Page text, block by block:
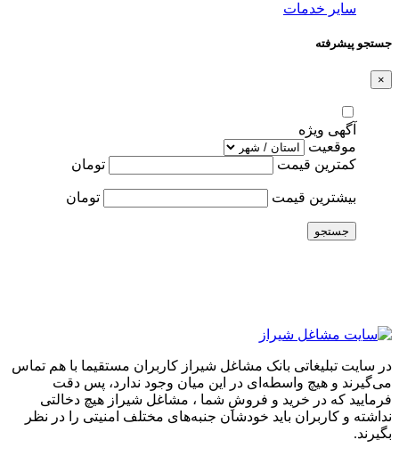
سایر خدمات
جستجو پیشرفته
×
آگهی ویژه
موقعیت
کمترین قیمت
تومان
بیشترین قیمت تومان
جستجو
در سایت تبلیغاتی بانک مشاغل شیراز کاربران مستقیما با هم تماس
می‌گیرند و هیچ واسطه‌ای در این میان وجود ندارد، پس دقت
فرمایید که در خرید و فروشِ شما ، مشاغل شیراز هیچ دخالتی
نداشته و کاربران باید خودشان جنبه‌های مختلف امنیتی را در نظر
بگیرند.